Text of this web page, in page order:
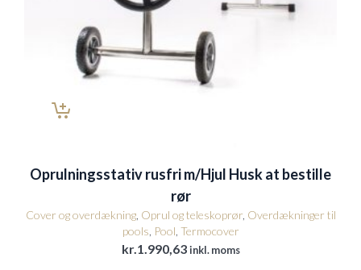
Oprulningsstativ rusfri m/Hjul Husk at bestille
rør
Cover og overdækning, Oprul og teleskoprør, Overdækninger til
pools Pool Termocover
kr. 1.990,63 inkl. moms